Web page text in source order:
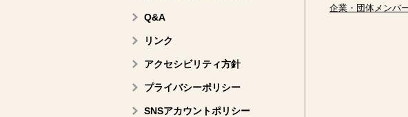
Q&A
リンク
アクセシビリティ方針
プライバシーポリシー
SNSアカウントポリシー
企業・団体メンバ